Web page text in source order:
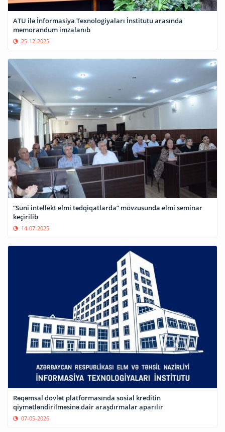
ATU ilə İnformasiya Texnologiyaları İnstitutu arasında
memorandum imzalanıb
25-12-2025
“Süni intellekt elmi tədqiqatlarda” mövzusunda elmi seminar
keçirilib
14-07-2025
Rəqəmsal dövlət platformasında sosial kreditin
qiymətləndirilməsinə dair araşdırmalar aparılır
07-05-2026